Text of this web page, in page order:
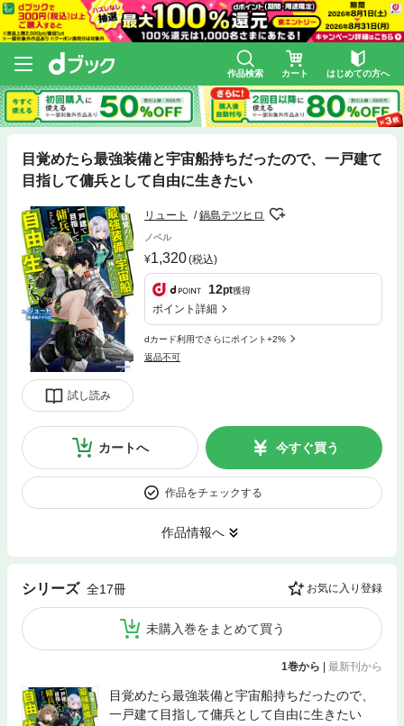
作品検索 カート はじめての方へ
目覚めたら最強装備と宇宙船持ちだったので、一戸建て
目指して傭兵として自由に生きたい
試し読み
リュート 鍋島テツヒロ
ノベル
1,320(税込)
12pt獲得
ポイント詳細
dカード利用でさらにポイント+2%
返品不可
カートへ 今すぐ買う
作品をチェックする
作品情報へ
シリーズ 全17冊 お気に入り登録
未購入巻をまとめて買う
1巻から | 最新刊から
目覚めたら最強装備と宇宙船持ちだったので、
一戸建て目指して傭兵として自由に生きたい